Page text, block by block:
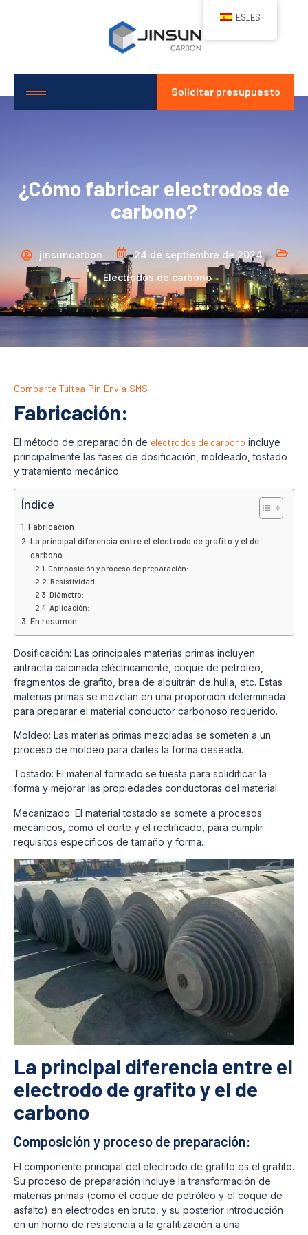
Solicitar presupuesto
¿Cómo fabricar electrodos de
carbono?
jinsuncarbon
24 de septiembre de 2024
Electrodos de carbono
Comparte Tuitea Pin Envía SMS
Fabricación:
El método de preparación de electrodos de carbono incluye
principalmente las fases de dosificación, moldeado, tostado
y tratamiento mecánico.
Índice
Fabricación:
La principal diferencia entre el electrodo de grafito y el de
carbono
Composición y proceso de preparación:
Resistividad:
Diámetro:
Aplicación:
En resumen
Dosificación: Las principales materias primas incluyen
antracita calcinada eléctricamente, coque de petróleo,
fragmentos de grafito, brea de alquitrán de hulla, etc. Estas
materias primas se mezclan en una proporción determinada
para preparar el material conductor carbonoso requerido.
Moldeo: Las materias primas mezcladas se someten a un
proceso de moldeo para darles la forma deseada.
Tostado: El material formado se tuesta para solidificar la
forma y mejorar las propiedades conductoras del material.
Mecanizado: El material tostado se somete a procesos
mecánicos, como el corte y el rectificado, para cumplir
requisitos específicos de tamaño y forma.
La principal diferencia entre el
electrodo de grafito y el de
carbono
Composición y proceso de preparación:
El componente principal del electrodo de grafito es el grafito.
Su proceso de preparación incluye la transformación de
materias primas (como el coque de petróleo y el coque de
asfalto) en electrodos en bruto, y su posterior introducción
en un horno de resistencia a la grafitización a una
ES_ES